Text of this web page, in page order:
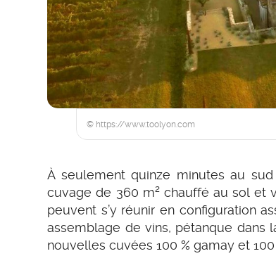
© https://www.toolyon.com
À seulement quinze minutes au
cuvage de 360 m² chauffé au sol et
peuvent s’y réunir en configuration
assemblage de vins, pétanque dans
nouvelles cuvées 100 % gamay et